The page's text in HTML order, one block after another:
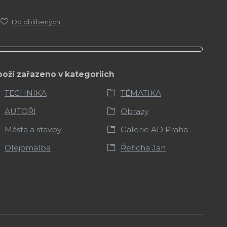
Do oblíbených
zařazeno v kategoriích
TECHNIKA
TÉMATIKA
AUTOŘI
Obrazy
Města a stavby
Galerie AD Praha
Olejomalba
Řeřicha Jan